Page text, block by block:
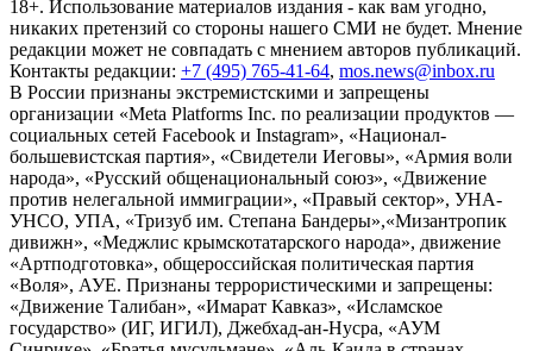
18+. Использование материалов издания - как вам угодно,
никаких претензий со стороны нашего СМИ не будет. Мнение
редакции может не совпадать с мнением авторов публикаций.
Контакты редакции: +7 (495) 765-41-64, mos.news@inbox.ru
В России признаны экстремистскими и запрещены
организации «Meta Platforms Inc. по реализации продуктов —
социальных сетей Facebook и Instagram», «Национал-
большевистская партия», «Свидетели Иеговы», «Армия воли
народа», «Русский общенациональный союз», «Движение
против нелегальной иммиграции», «Правый сектор», УНА-
УНСО, УПА, «Тризуб им. Степана Бандеры»,«Мизантропик
дивижн», «Меджлис крымскотатарского народа», движение
«Артподготовка», общероссийская политическая партия
«Воля», АУЕ. Признаны террористическими и запрещены:
«Движение Талибан», «Имарат Кавказ», «Исламское
государство» (ИГ, ИГИЛ), Джебхад-ан-Нусра, «АУМ